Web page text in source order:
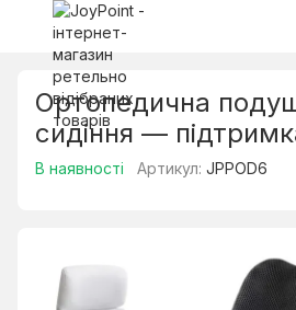
Ортопедична
сидіння —
В наявності Артикул: JPPOD6